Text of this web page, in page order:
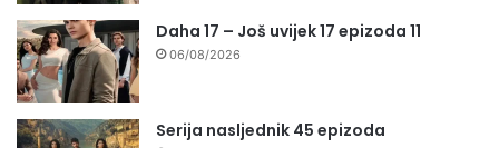
Daha 17 – Još uvijek 17 epizoda 11
06/08/2026
Serija nasljednik 45 epizoda